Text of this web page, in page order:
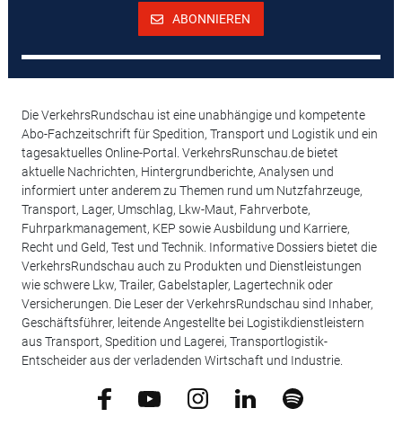
ABONNIEREN
Die VerkehrsRundschau ist eine unabhängige und kompetente
Abo-Fachzeitschrift für Spedition, Transport und Logistik und ein
tagesaktuelles Online-Portal. VerkehrsRunschau.de bietet
aktuelle Nachrichten, Hintergrundberichte, Analysen und
informiert unter anderem zu Themen rund um Nutzfahrzeuge,
Transport, Lager, Umschlag, Lkw-Maut, Fahrverbote,
Fuhrparkmanagement, KEP sowie Ausbildung und Karriere,
Recht und Geld, Test und Technik. Informative Dossiers bietet die
VerkehrsRundschau auch zu Produkten und Dienstleistungen
wie schwere Lkw, Trailer, Gabelstapler, Lagertechnik oder
Versicherungen. Die Leser der VerkehrsRundschau sind Inhaber,
Geschäftsführer, leitende Angestellte bei Logistikdienstleistern
aus Transport, Spedition und Lagerei, Transportlogistik-
Entscheider aus der verladenden Wirtschaft und Industrie.